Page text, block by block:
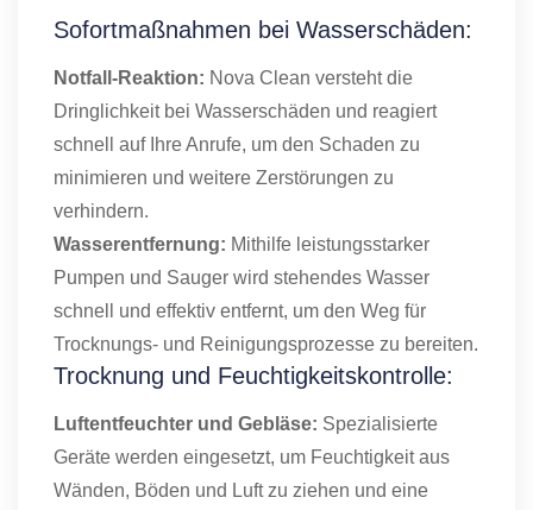
Sofortmaßnahmen bei Wasserschäden:
Notfall-Reaktion: Nova Clean versteht die
Dringlichkeit bei Wasserschäden und reagiert
schnell auf Ihre Anrufe, um den Schaden zu
minimieren und weitere Zerstörungen zu
verhindern.
Wasserentfernung: Mithilfe leistungsstarker
Pumpen und Sauger wird stehendes Wasser
schnell und effektiv entfernt, um den Weg für
Trocknungs- und Reinigungsprozesse zu bereiten.
Trocknung und Feuchtigkeitskontrolle:
Luftentfeuchter und Gebläse: Spezialisierte
Geräte werden eingesetzt, um Feuchtigkeit aus
Wänden, Böden und Luft zu ziehen und eine